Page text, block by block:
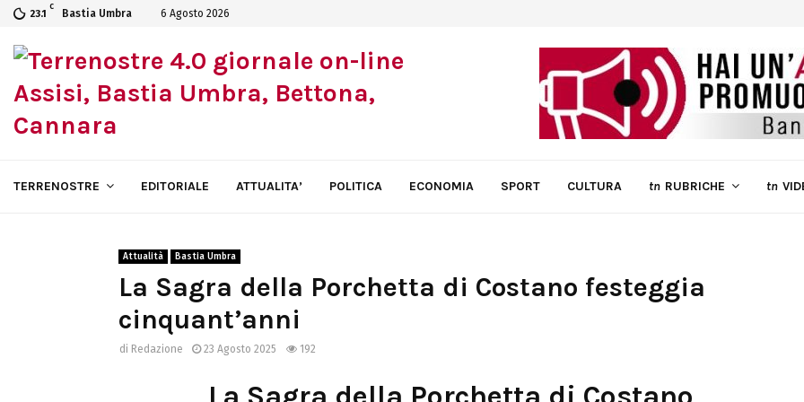
23.1
C
Bastia Umbra 6 Agosto 2026
TERRENOSTRE EDITORIALE ATTUALITA’ POLITICA ECONOMIA SPORT CULTURA tn RUBRICHE tn
Attualità Bastia Umbra
La Sagra della Porchetta di Costano festeggia
cinquant’anni
di Redazione 23 Agosto 2025 192